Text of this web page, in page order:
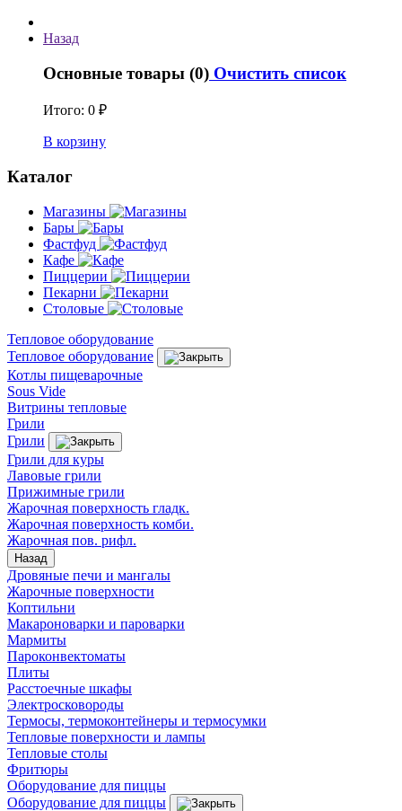
Назад
Основные товары (0) Очистить список
Итого: 0 ₽
В корзину
Каталог
Магазины
Бары
Фастфуд
Кафе
Пиццерии
Пекарни
Столовые
Тепловое оборудование
Тепловое оборудование
Котлы пищеварочные
Sous Vide
Витрины тепловые
Грили
Грили
Грили для куры
Лавовые грили
Прижимные грили
Жарочная поверхность гладк.
Жарочная поверхность комби.
Жарочная пов. рифл.
Назад
Дровяные печи и мангалы
Жарочные поверхности
Коптильни
Макароноварки и пароварки
Мармиты
Пароконвектоматы
Плиты
Расстоечные шкафы
Электросковороды
Термосы, термоконтейнеры и термосумки
Тепловые поверхности и лампы
Тепловые столы
Фритюры
Оборудование для пиццы
Оборудование для пиццы